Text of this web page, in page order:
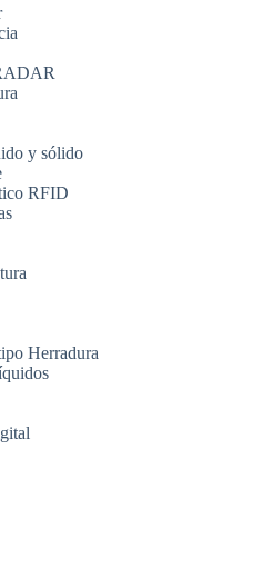
y sólido
RFID
Herradura